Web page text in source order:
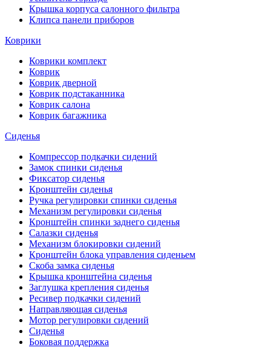
Крышка корпуса салонного фильтра
Клипса панели приборов
Коврики
Коврики комплект
Коврик
Коврик дверной
Коврик подстаканника
Коврик салона
Коврик багажника
Сиденья
Компрессор подкачки сидений
Замок спинки сиденья
Фиксатор сиденья
Кронштейн сиденья
Ручка регулировки спинки сиденья
Механизм регулировки сиденья
Кронштейн спинки заднего сиденья
Салазки сиденья
Механизм блокировки сидений
Кронштейн блока управления сиденьем
Скоба замка сиденья
Крышка кронштейна сиденья
Заглушка крепления сиденья
Ресивер подкачки сидений
Направляющая сиденья
Мотор регулировки сидений
Сиденья
Боковая поддержка